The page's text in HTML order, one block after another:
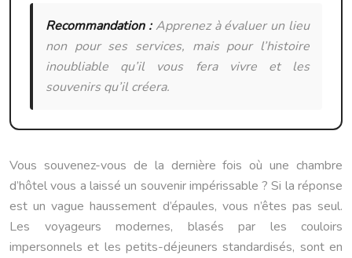
Recommandation :Apprenez à évaluer un lieu
non pour ses services, mais pour l’histoire
inoubliable qu’il vous fera vivre et les
souvenirs qu’il créera.
Vous souvenez-vous de la dernière fois où une chambre
d’hôtel vous a laissé un souvenir impérissable ? Si la réponse
est un vague haussement d’épaules, vous n’êtes pas seul.
Les voyageurs modernes, blasés par les couloirs
impersonnels et les petits-déjeuners standardisés, sont en